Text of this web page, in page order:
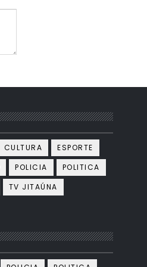
CULTURA
ESPORTE
POLICIA
POLITICA
TV JITAÚNA